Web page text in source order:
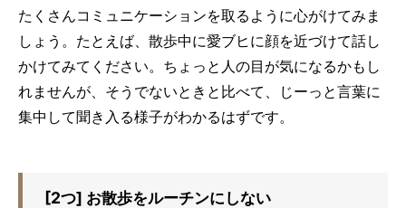
たくさんコミュニケーションを取るように心がけてみま
しょう。たとえば、散歩中に愛ブヒに顔を近づけて話し
かけてみてください。ちょっと人の目が気になるかもし
れませんが、そうでないときと比べて、じーっと言葉に
集中して聞き入る様子がわかるはずです。
[2つ] お散歩をルーチンにしない